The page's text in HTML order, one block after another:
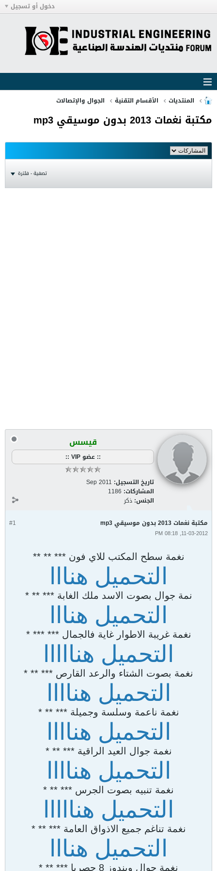
دخول أو تسجيل
المنتديات الأقسام التقنية الجوال والإتصالات
مكتبة نغمات 2013 بدون موسيقي mp3
تصفية - فلترة
قيسس
:: عضو VIP ::
تاريخ التسجيل: Sep 2011
المشاركات: 1186
الجنس: ذكر
#1 مكتبة نغمات 2013 بدون موسيقي mp3
11-03-2012, 08:18 PM
نغمة سطح المكتب للاي فون *** ** **
التحميل هنااا
نمة جوال بصوت الاسد ملك الغابة *** ** *
التحميل هنااا
نغمة غريبة الاطوار غاية فالجمال *** *** *
التحميل هنااااا
نغمة بصوت الشتاء والرعد القارص *** ** *
التحميل هناااا
نغمة ناعمة وسلسة وجميلة *** ** *
التحميل هناااا
نغمة جوال العيد الراقية *** ** *
التحميل هناااا
نغمة تنبيه بصوت الجرس *** ** *
التحميل هنااااا
نغمة تناغم جميع الاذواق العامة *** ** *
التحميل هنااا
نغمة جوال ويندوز 8 حصريا *** ** *